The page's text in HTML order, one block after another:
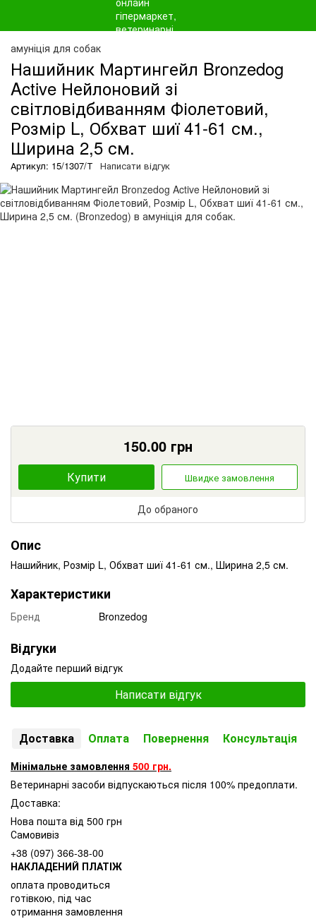
амуніція для собак
Нашийник Мартингейл Bronzedog
Active Нейлоновий зі
світловідбиванням Фіолетовий,
Розмір L, Обхват шиї 41-61 см.,
Ширина 2,5 см.
Артикул: 15/1307/Т Написати відгук
150.00 грн
Купити Швидке замовлення
До обраного
Опис
Нашийник, Розмір L, Обхват шиї 41-61 см., Ширина 2,5 см.
Характеристики
Бренд Bronzedog
Відгуки
Додайте перший відгук
Написати відгук
Доставка Оплата Повернення Консультація
Мінімальне замовлення 500 грн.
Ветеринарні засоби відпускаються після 100% предоплати.
Доставка:
Нова пошта від 500 грн
Самовивіз
+38 (097) 366-38-00
НАКЛАДЕНИЙ ПЛАТІЖ
оплата проводиться
готівкою, під час
отримання замовлення